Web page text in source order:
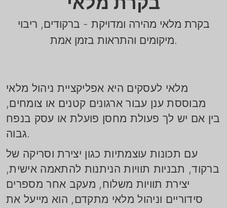
בקרת מלאי מהירה ומדויקת - ברקודים, ריבוי
מיקומים והתראות בזמן אמת.
מלאי לעסקים היא אפליקציית ניהול מלאי
מבוססת ענן עבור ארגונים קטנים או צומחים,
בין אם יש לך פעולת מחסן פועלת או עסק בנפח
גבוה.
עם תכונות עוצמתיות כגון יצירת וסריקה של
ברקוד, תבניות תוויות הניתנות להתאמה אישית,
יצירת תוויות משלוח, מעקב אחר מספרים
סידוריים וניהול מלאי מתקדם, הוא מייעל את